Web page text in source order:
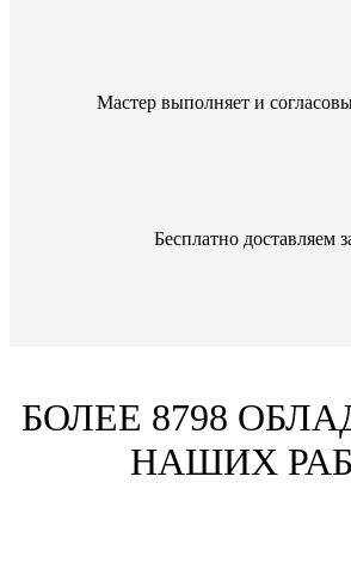
Мастер выполняет и
Бесплатно доставляем
БОЛЕЕ 8798
НАШИХ